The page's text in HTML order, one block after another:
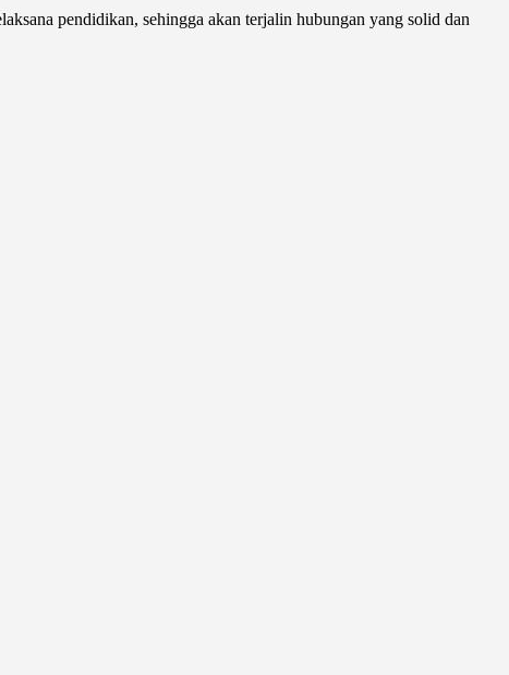
pendidikan, sehingga akan terjalin hubungan yang solid dan